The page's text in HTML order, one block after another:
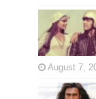
August 7,